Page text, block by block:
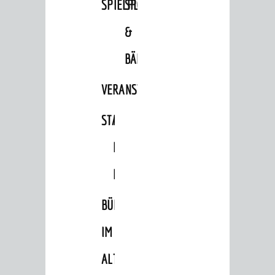
SPIELPLÄTZE
SPORTSTÄTTEN
&
BÄDER
VERANSTALTUNGSRÄUME
STADTHALLE
ROLF-
ENGELBRECHT-
HAUS
BÜRGERSAAL
IM
ALTEN